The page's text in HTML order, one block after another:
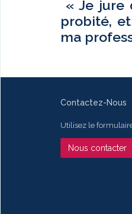
« Je jure
probité,
ma
Contactez-Nous
Utilisez le
Nous contacter